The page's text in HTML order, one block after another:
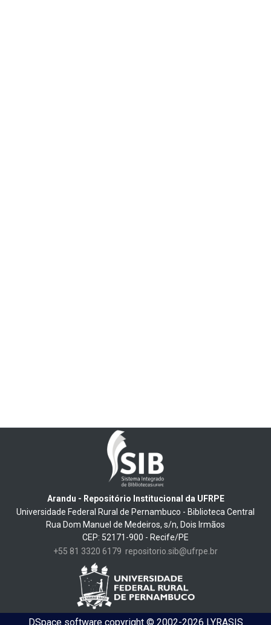
Arandu - Repositório Institucional da UFRPE
Universidade Federal Rural de Pernambuco - Biblioteca Central
Rua Dom Manuel de Medeiros, s/n, Dois Irmãos
CEP: 52171-900 - Recife/PE
+55 81 3320 6179 repositorio.sib@ufrpe.br
DSpace softwarecopyright © 2002-2026 LYRASIS